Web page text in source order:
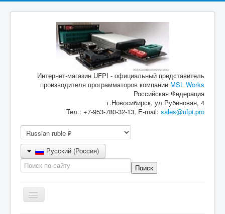
Интернет-магазин UFPI - официальный представитель
производителя программаторов компании MSL Works
Российская Федерация
г.Новосибирск, ул.Рубиновая, 4
Тел.: +7-953-780-32-13, E-mail: sales@ufpi.pro
Русский (Россия)
Включить/
выключить